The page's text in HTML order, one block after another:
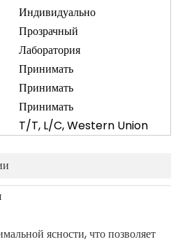
Индивидуально
Прозрачный
Лаборатория
Принимать
Принимать
Принимать
T/T, L/C, Western Union
ясности, что позволяет